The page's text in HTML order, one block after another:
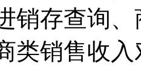
销存查询
类销售收